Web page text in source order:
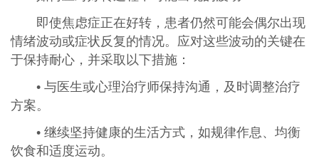
即使焦虑症正在好转，患者仍然可能会偶尔出现
情绪波动或症状反复的情况。应对这些波动的关键在
于保持耐心，并采取以下措施：
• 与医生或心理治疗师保持沟通，及时调整治疗
方案。
• 继续坚持健康的生活方式，如规律作息、均衡
饮食和适度运动。